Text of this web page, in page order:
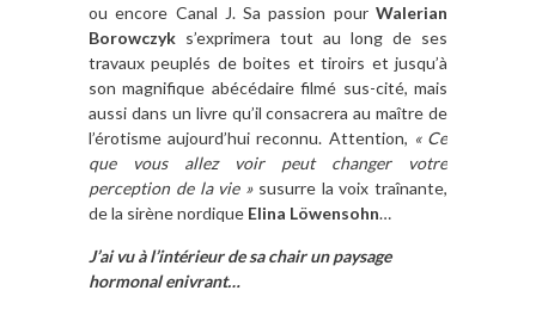
ou encore Canal J. Sa passion pour Walerian
Borowczyk s’exprimera tout au long de ses
travaux peuplés de boites et tiroirs et jusqu’à
son magnifique abécédaire filmé sus-cité, mais
aussi dans un livre qu’il consacrera au maître de
l’érotisme aujourd’hui reconnu. Attention, « Ce
que vous allez voir peut changer votre
perception de la vie »susurre la voix traînante,
de la sirène nordique Elina Löwensohn…
J’ai vu à l’intérieur de sa chair un paysage
hormonal enivrant…